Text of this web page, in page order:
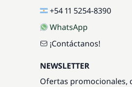
+54 11 5254-8390
WhatsApp
¡Contáctanos!
NEWSLETTER
Ofertas promocionales,